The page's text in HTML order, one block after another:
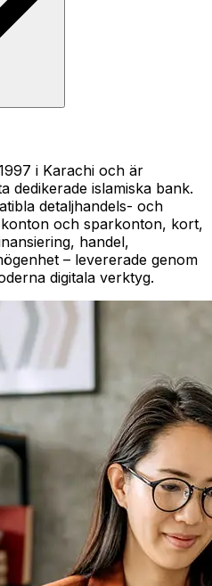
i Karachi och är
dedikerade islamiska bank.
detaljhandels- och
och sparkonton, kort,
handel,
– levererade genom
digitala verktyg.